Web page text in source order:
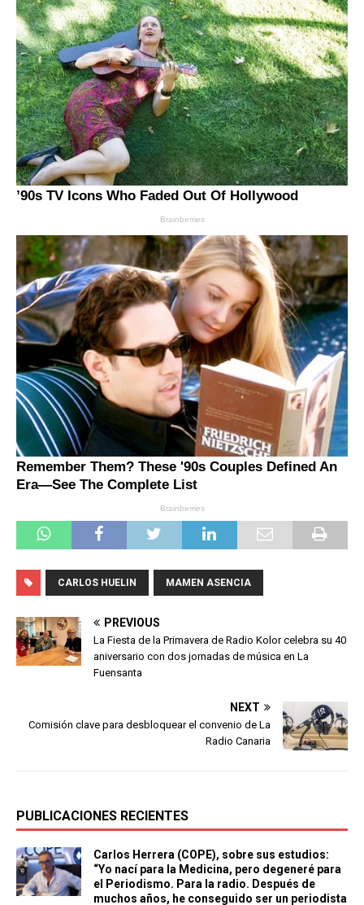
CARLOS HUELIN MAMEN ASENCIA
PREVIOUS
La Fiesta de la Primavera de Radio Kolor celebra su 40
aniversario con dos jornadas de música en La
Fuensanta
NEXT
Comisión clave para desbloquear el convenio de La
Radio Canaria
PUBLICACIONES RECIENTES
Carlos Herrera (COPE), sobre sus estudios:
“Yo nací para la Medicina, pero degeneré para
el Periodismo. Para la radio. Después de
muchos años, he conseguido ser un periodista